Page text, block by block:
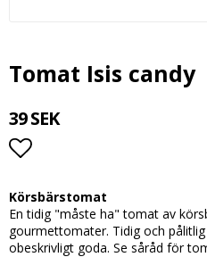
Tomat Isis candy
39 SEK
Körsbärstomat
En tidig "måste ha" tomat av
gourmettomater. Tidig och
obeskrivligt goda. Se såråd för